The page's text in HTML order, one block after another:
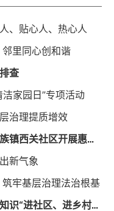
、贴心人、热心人
里同心创和谐
查
家园日”专项活动
治理提质增效
便民服务暖民心——沈丘县槐店回族镇西关社区开展惠民宣讲活动
新气象
牢基层治理法治根基
沈丘县北城街道办事处：开展法律知识“进社区、进乡村” 宣传活动